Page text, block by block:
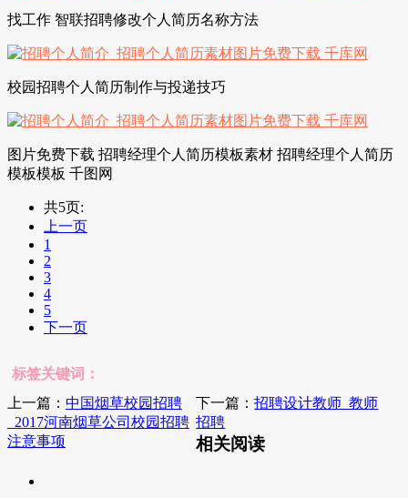
找工作 智联招聘修改个人简历名称方法
校园招聘个人简历制作与投递技巧
图片免费下载 招聘经理个人简历模板素材 招聘经理个人简历
模板模板 千图网
共5页:
上一页
1
2
3
4
5
下一页
标签关键词：
上一篇： 中国烟草校园招聘
_2017河南烟草公司校园招聘
注意事项
下一篇：招聘设计教师_教师
招聘
相关阅读